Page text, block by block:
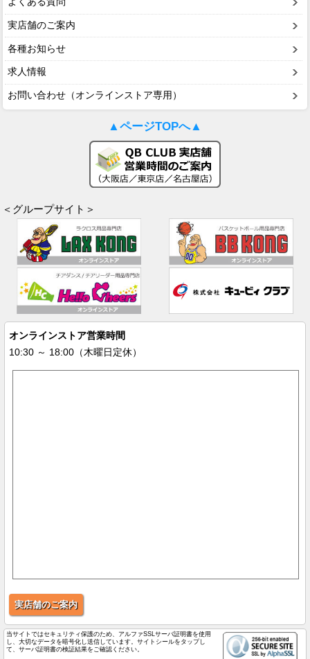
実店舗のご案内
各種お知らせ
求人情報
お問い合わせ（オンラインストア専用）
▲ページTOPへ▲
＜グループサイト＞
オンラインストア営業時間
10:30 ～ 18:00（木曜日定休）
実店舗のご案内
当サイトではセキュリティ保護のため、アルファSSLサーバ証明書を使用
し、大切なデータを暗号化し送信しています。サイトシールをタップし
て、サーバ証明書の検証結果をご確認ください。